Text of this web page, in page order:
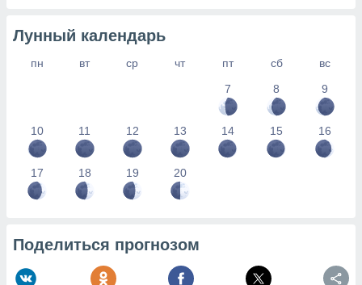
Лунный календарь
пн вт ср чт пт сб
вс
7
8 9
10 11 12 13 14 15 16
17 18 19 20
Поделиться прогнозом